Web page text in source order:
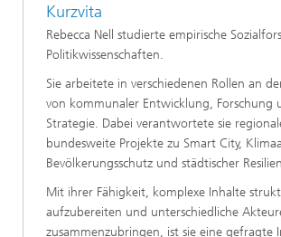
Kurzvita
Rebecca Nell studierte empirische
Politikwissenschaften.
Sie arbeitete in verschiedenen Rollen an
von kommunaler Entwicklung, Forschung
Strategie. Dabei verantwortete sie
bundesweite Projekte zu Smart City,
Bevölkerungsschutz und städtischer
Mit ihrer Fähigkeit, komplexe Inhalte
aufzubereiten und unterschiedliche
zusammenzubringen, ist sie eine gefragte